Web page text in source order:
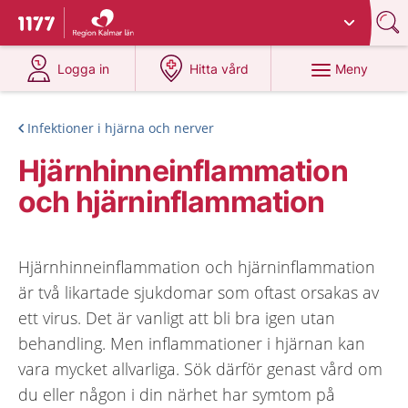
Till startsidan för 1177
Du har valt region
Logga in
på 1177.se
Hitta vård
på 1177.se
Meny
Infektioner i hjärna och nerver
Hjärnhinneinflammation
och hjärninflammation
Hjärnhinneinflammation och hjärninflammation
är två likartade sjukdomar som oftast orsakas av
ett virus. Det är vanligt att bli bra igen utan
behandling. Men inflammationer i hjärnan kan
vara mycket allvarliga. Sök därför genast vård om
du eller någon i din närhet har symtom på